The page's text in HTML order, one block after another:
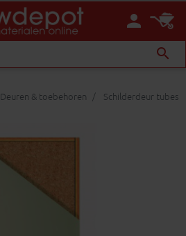
person
search
Deuren & toebehoren Schilderdeur